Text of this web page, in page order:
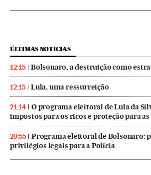
ÚLTIMAS NOTICIAS
12:15 Bolsonaro, a destruição como
12:15 Lula, uma ressurreição
21:14
O programa eleitoral de Lula da
impostos para os ricos e proteção para
20:55
Programa eleitoral de Bolsonaro:
privilégios legais para a Polícia